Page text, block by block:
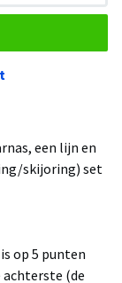
een lijn en
skijoring) set
op 5 punten
achterste (de